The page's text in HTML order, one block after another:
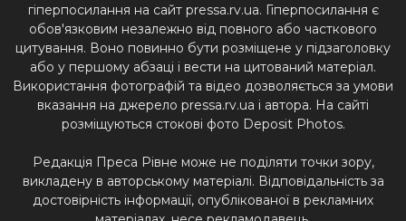
гіперпосилання на сайт pressa.rv.ua. Гіперпосилання є
обов'язковим незалежно від повного або часткового
цитування. Воно повинно бути розміщене у підзаголовку
або у першому абзаці і вести на цитований матеріал.
Використання фотографій та відео дозволяється за умови
вказання на джерело pressa.rv.ua і автора. На сайті
розміщуються стокові фото Deposit Photos.
Редакція Преса Рівне може не поділяти точки зору,
викладену в авторському матеріалі. Відповідальність за
достовірність інформації, опублікованої в рекламних